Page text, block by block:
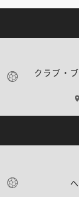
クラブ・